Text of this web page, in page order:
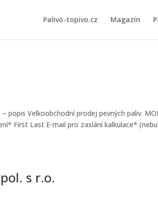
Palivo-topivo.cz Magazín
popis Velkoobchodní prodej pevných paliv.
First Last E-mail pro zaslání kalkulace*
s r.o.